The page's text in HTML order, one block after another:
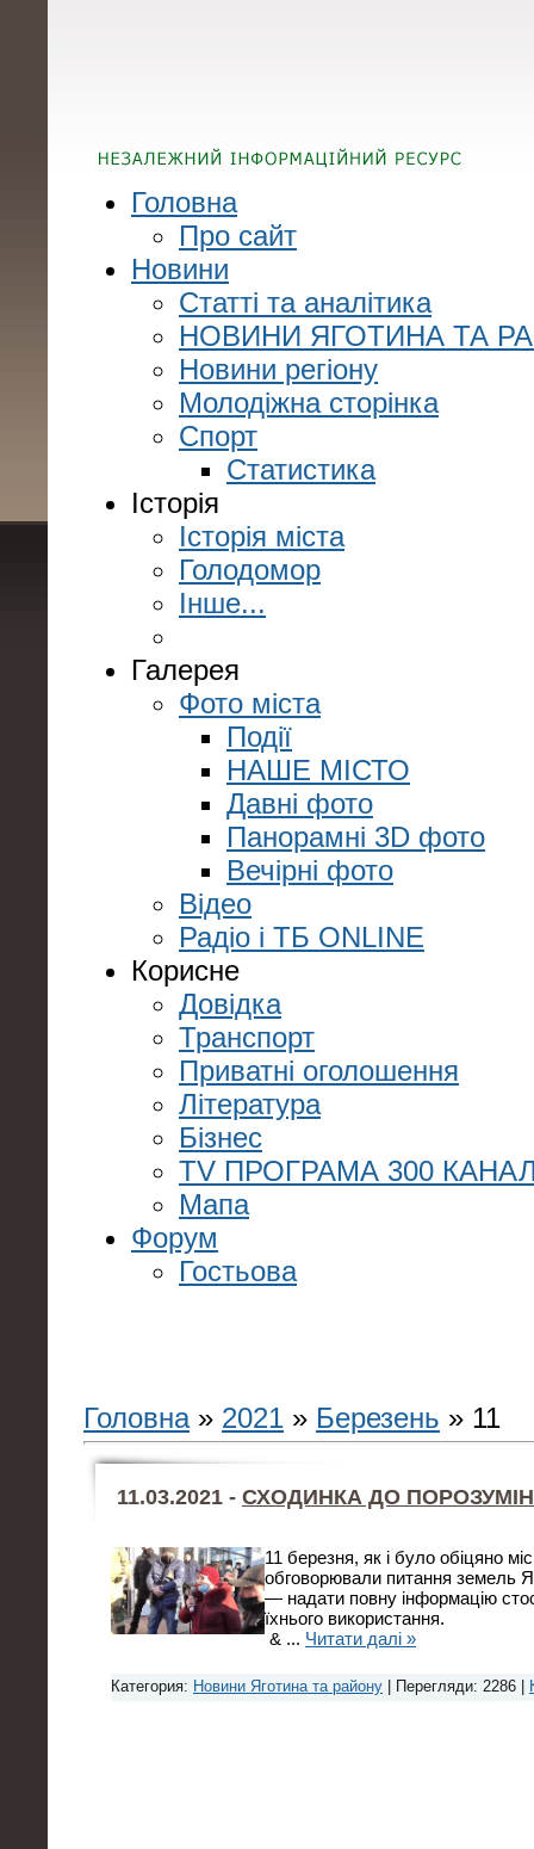
Головна
Про сайт
Новини
Статті та аналітика
НОВИНИ ЯГОТИНА ТА
Новини регіону
Молодіжна сторінка
Спорт
Статистика
Історія
Історія міста
Голодомор
Інше...
Галерея
Фото міста
Події
НАШЕ МІСТО
Давні фото
Панорамні 3D фото
Вечірні фото
Відео
Радіо і ТБ ONLINE
Корисне
Довідка
Транспорт
Приватні оголошення
Література
Бізнес
TV ПРОГРАМА 300
Мапа
Форум
Гостьова
Головна» 2021 » Березень » 11
11.03.2021 - СХОДИНКА ДО
11 березня, як і було обіцяно
обговорювали питання земель
— надати повну інформацію
їхнього використання.
& ... Читати далі »
Категория: Новини Яготина та району | Перегляди: 2286 |